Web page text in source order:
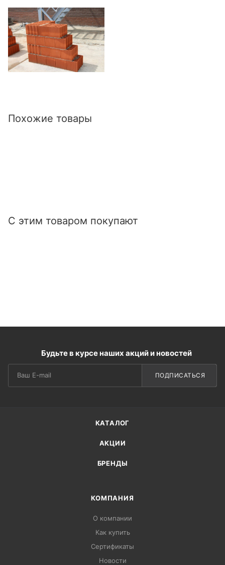
Похожие товары
С этим товаром покупают
Будьте в курсе наших акций и новостей
ПОДПИСАТЬСЯ
КАТАЛОГ
АКЦИИ
БРЕНДЫ
КОМПАНИЯ
О компании
Как купить
Сертификаты
Новости